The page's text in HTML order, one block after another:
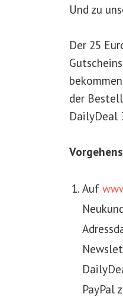
Und zu
Der 25
der
DailyDeal
Auf
PayPal